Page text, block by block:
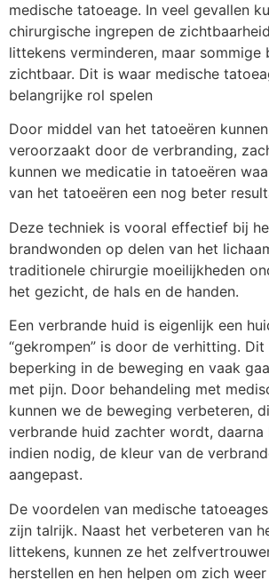
medische tatoeage. In veel gevallen
chirurgische ingrepen de
littekens verminderen, maar sommige
zichtbaar. Dit is waar medische
belangrijke rol spelen
Door middel van het tatoeëren
veroorzaakt door de verbranding,
kunnen we medicatie in tatoeëren
van het tatoeëren een nog beter
Deze techniek is vooral effectief bij
brandwonden op delen van het
traditionele chirurgie moeilijkheden
het gezicht, de hals en de handen.
Een verbrande huid is eigenlijk een
“gekrompen” is door de verhitting.
beperking in de beweging en vaak
met pijn. Door behandeling met
kunnen we de beweging verbeteren,
verbrande huid zachter wordt, daarna
indien nodig, de kleur van de
aangepast.
De voordelen van medische
zijn talrijk. Naast het verbeteren van
littekens, kunnen ze het
herstellen en hen helpen om zich